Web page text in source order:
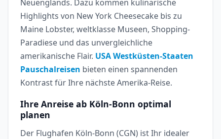
Neuenglands. Dazu kommen kulinarische
Highlights von New York Cheesecake bis zu
Maine Lobster, weltklasse Museen, Shopping-
Paradiese und das unvergleichliche
amerikanische Flair. USA Westküsten-Staaten
Pauschalreisen bieten einen spannenden
Kontrast für Ihre nächste Amerika-Reise.
Ihre Anreise ab Köln-Bonn optimal
planen
Der Flughafen Köln-Bonn (CGN) ist Ihr idealer